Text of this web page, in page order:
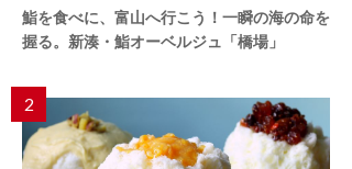
鮨を食べに、富山へ行こう！一瞬の海の命を
握る。新湊・鮨オーベルジュ「橋場」
2